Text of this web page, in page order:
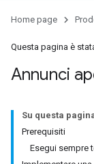
Home page
Questa pagina è
Annunci
Su questa
Prerequisiti
Esegui sempre